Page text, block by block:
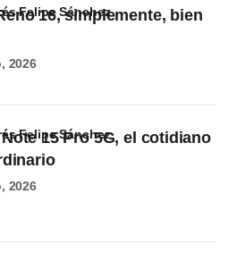
16, simplemente, bien
Felipe Sánchez
2026
15 Pro 5G, el cotidiano
Felipe Sánchez
2026